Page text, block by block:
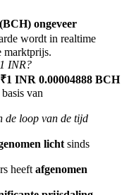
te ontvangen
ongeveer
wordt in realtime
marktprijs.
INR?
₹1 INR 0.00004888 BCH
van
de loop van de tijd
licht sinds
heeft afgenomen